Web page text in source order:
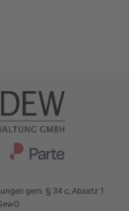
gem. § 34 c, Absatz 1